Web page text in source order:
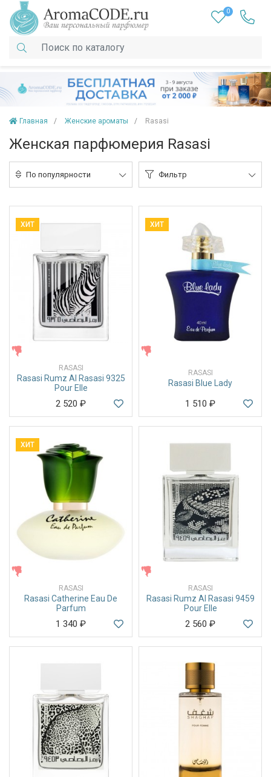
0
Главная Женские ароматы Rasasi
Женская парфюмерия Rasasi
По популярности Фильтр
ХИТ
RASASI
Rasasi Rumz Al Rasasi 9325
Pour Elle
2 520 ₽
ХИТ
RASASI
Rasasi Blue Lady
1 510 ₽
ХИТ
RASASI
Rasasi Catherine Eau De
Parfum
1 340 ₽
RASASI
Rasasi Rumz Al Rasasi 9459
Pour Elle
2 560 ₽